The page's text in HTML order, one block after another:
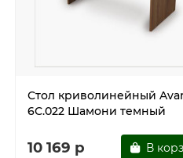
Стол криволинейный
6С.022 Шамони темный
10 169 р В